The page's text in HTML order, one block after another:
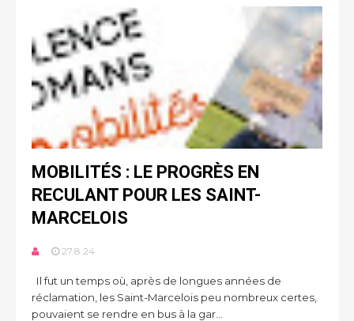
MOBILITÉS : LE PROGRÈS EN
RECULANT POUR LES SAINT-
MARCELOIS
27.8.24
Il fut un temps où, après de longues années de
réclamation, les Saint-Marcelois peu nombreux certes,
pouvaient se rendre en bus à la gar...